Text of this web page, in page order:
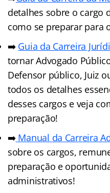
detalhes sobre o cargo
como se preparar para
➡️ Guia da Carreira
tornar Advogado
Defensor público, Juiz
todos os detalhes
desses cargos e veja
preparação!
➡️Manual da Carreira
sobre os cargos,
preparação e
administrativos!